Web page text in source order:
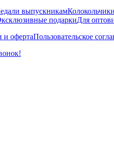
выпускникам
подаркиДля
и офертаПользовательское